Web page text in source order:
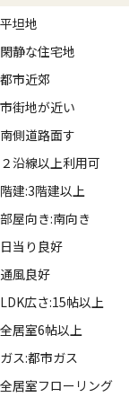
平坦地
閑静な住宅地
都市近郊
市街地が近い
南側道路面す
２沿線以上利用可
階建:3階建以上
部屋向き:南向き
日当り良好
通風良好
LDK広さ:15帖以上
全居室6帖以上
ガス:都市ガス
全居室フローリング